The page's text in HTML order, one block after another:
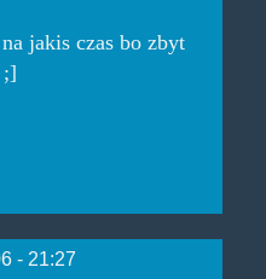
jakis czas bo zbyt
;]
- 21:27